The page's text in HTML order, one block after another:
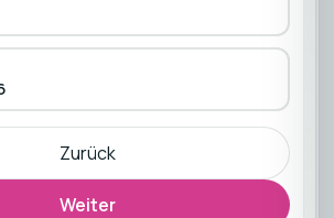
Zurück
Weiter